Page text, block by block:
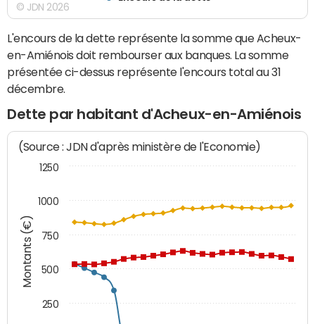
© JDN 2026
L'encours de la dette représente la somme que Acheux-
en-Amiénois doit rembourser aux banques. La somme
présentée ci-dessus représente l'encours total au 31
décembre.
Dette par habitant d'Acheux-en-Amiénois
Montants (€)
(Source : JDN d'après ministère de l'Economie)
250
500
750
1000
1250